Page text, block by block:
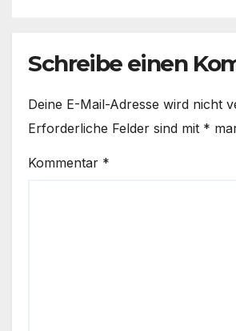
Schreibe einen
Deine E-Mail-Adresse wird nicht
Erforderliche Felder sind mit *
Kommentar *